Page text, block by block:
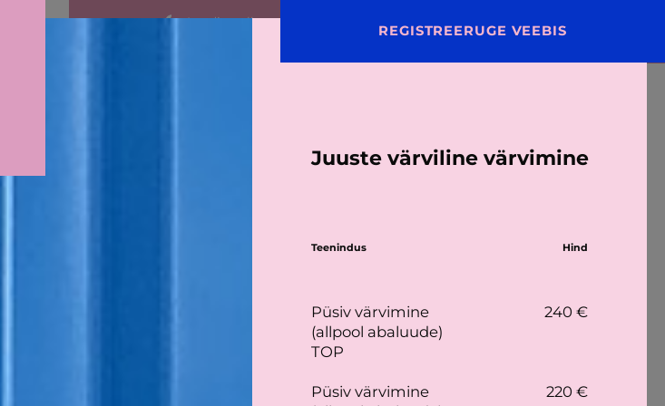
BRONEERI AEG
Laadige alla
REGISTREERUGE VEEBIS
Juuste värviline värvimine
Teenindus Hind
Püsiv värvimine
(allpool abaluude)
TOP
240 €
Püsiv värvimine
220 €